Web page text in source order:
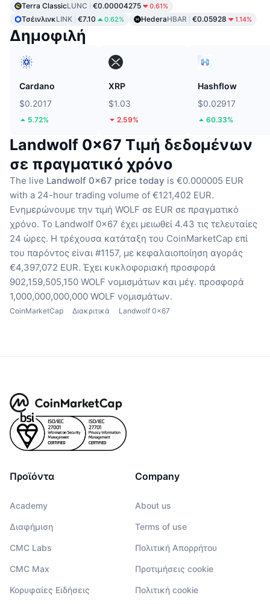
Terra ClassicLUNC €0.00004275 0.61%
ΤσέινλινκLINK €7.10 0.62% HederaHBAR €0.05928 1.14%
Δημοφιλή
Cardano
$0.2017
5.72%
XRP
$1.03
2.59%
Hashflow
$0.02917
60.33%
Landwolf 0x67 Τιμή δεδομένων
σε πραγματικό χρόνο
The live Landwolf 0x67 price today is €0.000005 EUR
with a 24-hour trading volume of €121,402 EUR.
Ενημερώνουμε την τιμή WOLF σε EUR σε πραγματικό
χρόνο. Το Landwolf 0x67 έχει μειωθεί 4.43 τις τελευταίες
24 ώρες. Η τρέχουσα κατάταξη του CoinMarketCap επί
του παρόντος είναι #1157, με κεφαλαιοποίηση αγοράς
€4,397,072 EUR. Έχει κυκλοφοριακή προσφορά
902,159,505,150 WOLF νομισμάτων και μέγ. προσφορά
1,000,000,000,000 WOLF νομισμάτων.
CoinMarketCap Διακριτικά Landwolf 0x67
Προϊόντα
Academy
Διαφήμιση
CMC Labs
CMC Max
Κορυφαίες Ειδήσεις
Company
About us
Terms of use
Πολιτική Απορρήτου
Προτιμήσεις cookie
Πολιτική cookie